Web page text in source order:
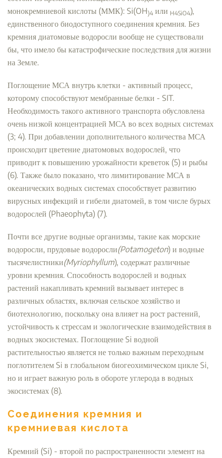
монокремниевой кислоты (ММК): Si(OH)4 или H4SiO4),
единственного биодоступного соединения кремния. Без
кремния диатомовые водоросли вообще не существовали
бы, что имело бы катастрофические последствия для жизни
на Земле.
Поглощение МСА внутрь клетки - активный процесс,
которому способствуют мембранные белки - SIT.
Необходимость такого активного транспорта обусловлена
очень низкой концентрацией МСА во всех водных системах
(3; 4). При добавлении дополнительного количества МСА
происходит цветение диатомовых водорослей, что
приводит к повышению урожайности креветок (5) и рыбы
(6). Также было показано, что лимитирование МСА в
океанических водных системах способствует развитию
вирусных инфекций и гибели диатомей, в том числе бурых
водорослей (Phaeophyta) (7).
Почти все другие водные организмы, такие как морские
водоросли, прудовые водоросли(Potamogeton) и водные
тысячелистники(Myriophyllum), содержат различные
уровни кремния. Способность водорослей и водных
растений накапливать кремний вызывает интерес в
различных областях, включая сельское хозяйство и
биотехнологию, поскольку она влияет на рост растений,
устойчивость к стрессам и экологические взаимодействия в
водных экосистемах. Поглощение Si водной
растительностью является не только важным переходным
поглотителем Si в глобальном биогеохимическом цикле Si,
но и играет важную роль в обороте углерода в водных
экосистемах (8).
Соединения кремния и
кремниевая кислота
Кремний (Si) - второй по распространенности элемент на